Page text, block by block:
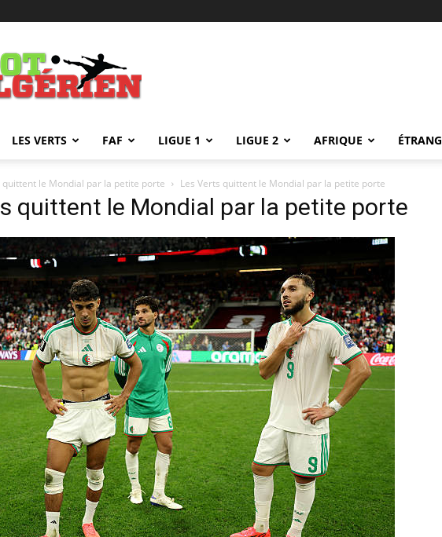
FOOTALGERIEN
LES VERTS FAF LIGUE 1 LIGUE 2 AFRIQUE
quittent le Mondial par la petite porte Les Verts quittent le Mondial par la petite porte
quittent le Mondial par la petite porte